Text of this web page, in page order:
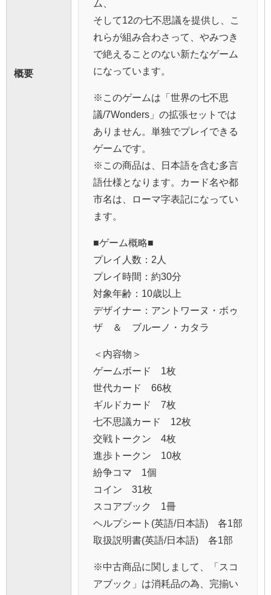
概要
ム、
そして12の七不思議を提供し、こ
れらが組み合わさって、やみつき
で絶えることのない新たなゲーム
になっています。
※このゲームは「世界の七不思
議/7Wonders」の拡張セットでは
ありません。単独でプレイできる
ゲームです。
※この商品は、日本語を含む多言
語仕様となります。カード名や都
市名は、ローマ字表記になってい
ます。
■ゲーム概略■
プレイ人数：2人
プレイ時間：約30分
対象年齢：10歳以上
デザイナー：アントワーヌ・ボゥ
ザ ＆ ブルーノ・カタラ
＜内容物＞
ゲームボード 1枚
世代カード 66枚
ギルドカード 7枚
七不思議カード 12枚
交戦トークン 4枚
進歩トークン 10枚
紛争コマ 1個
コイン 31枚
スコアブック 1冊
ヘルプシート(英語/日本語) 各1部
取扱説明書(英語/日本語) 各1部
※中古商品に関しまして、「スコ
アブック」は消耗品の為、完揃い